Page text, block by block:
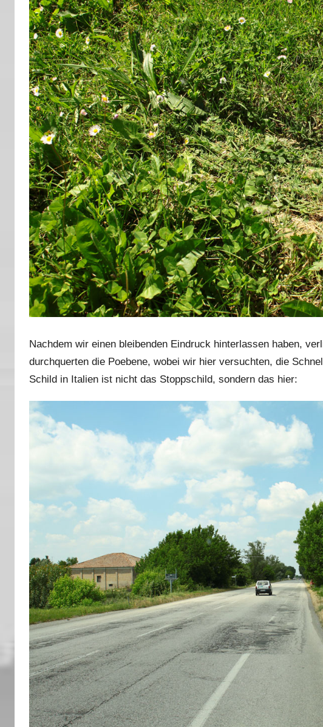
Nachdem wir einen bleibenden Eindruck hinterlassen haben,
durchquerten die Poebene, wobei wir hier versuchten, die
Schild in Italien ist nicht das Stoppschild, sondern das hier: